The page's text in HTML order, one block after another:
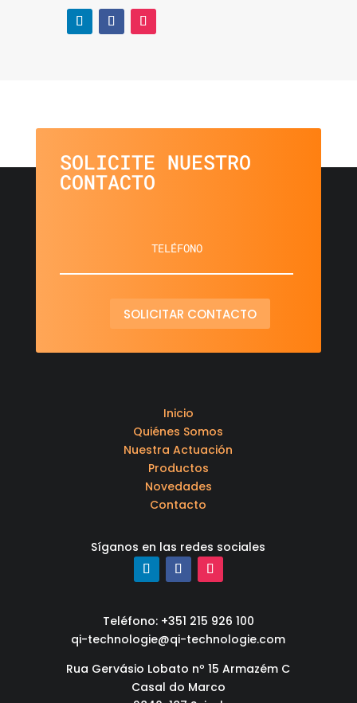
SOLICITE NUESTRO
CONTACTO
SOLICITAR CONTACTO
Inicio
Quiénes Somos
Nuestra Actuación
Productos
Novedades
Contacto
Síganos en las redes sociales
Teléfono: +351 215 926 100
qi-technologie@qi-technologie.com
Rua Gervásio Lobato nº 15 Armazém C
Casal do Marco